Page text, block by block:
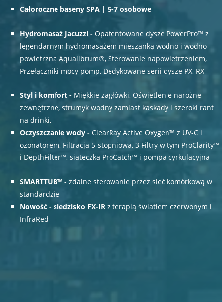
Całoroczne baseny SPA | 5-7 osobowe
Hydromasaż Jacuzzi - Opatentowane dysze PowerPro™ z
legendarnym hydromasażem mieszanką wodno i wodno-
powietrzną Aqualibrum®, Sterowanie napowietrzeniem,
Przełączniki mocy pomp, Dedykowane serii dysze PX, RX
Styl i komfort - Miękkie zagłówki, Oświetlenie narożne
zewnętrzne, strumyk wodny zamiast kaskady i szeroki rant
na drinki,
Oczyszczanie wody - ClearRay Active Oxygen™ z UV-C i
ozonatorem, Filtracja 5-stopniowa, 3 Filtry w tym ProClarity™
i DepthFilter™, siateczka ProCatch™ i pompa cyrkulacyjna
SMARTTUB™ - zdalne sterowanie przez sieć komórkową w
standardzie
Nowość - siedzisko FX-IR z terapią światłem czerwonym i
InfraRed